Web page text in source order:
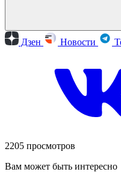
Дзен Новости
2205 просмотров
Вам может быть интересно